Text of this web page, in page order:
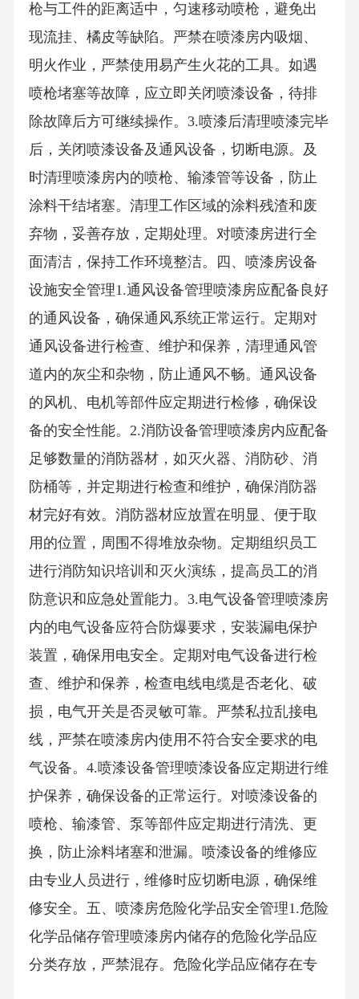
枪与工件的距离适中，匀速移动喷枪，避免出
现流挂、橘皮等缺陷。严禁在喷漆房内吸烟、
明火作业，严禁使用易产生火花的工具。如遇
喷枪堵塞等故障，应立即关闭喷漆设备，待排
除故障后方可继续操作。3.喷漆后清理喷漆完毕
后，关闭喷漆设备及通风设备，切断电源。及
时清理喷漆房内的喷枪、输漆管等设备，防止
涂料干结堵塞。清理工作区域的涂料残渣和废
弃物，妥善存放，定期处理。对喷漆房进行全
面清洁，保持工作环境整洁。四、喷漆房设备
设施安全管理1.通风设备管理喷漆房应配备良好
的通风设备，确保通风系统正常运行。定期对
通风设备进行检查、维护和保养，清理通风管
道内的灰尘和杂物，防止通风不畅。通风设备
的风机、电机等部件应定期进行检修，确保设
备的安全性能。2.消防设备管理喷漆房内应配备
足够数量的消防器材，如灭火器、消防砂、消
防桶等，并定期进行检查和维护，确保消防器
材完好有效。消防器材应放置在明显、便于取
用的位置，周围不得堆放杂物。定期组织员工
进行消防知识培训和灭火演练，提高员工的消
防意识和应急处置能力。3.电气设备管理喷漆房
内的电气设备应符合防爆要求，安装漏电保护
装置，确保用电安全。定期对电气设备进行检
查、维护和保养，检查电线电缆是否老化、破
损，电气开关是否灵敏可靠。严禁私拉乱接电
线，严禁在喷漆房内使用不符合安全要求的电
气设备。4.喷漆设备管理喷漆设备应定期进行维
护保养，确保设备的正常运行。对喷漆设备的
喷枪、输漆管、泵等部件应定期进行清洗、更
换，防止涂料堵塞和泄漏。喷漆设备的维修应
由专业人员进行，维修时应切断电源，确保维
修安全。五、喷漆房危险化学品安全管理1.危险
化学品储存管理喷漆房内储存的危险化学品应
分类存放，严禁混存。危险化学品应储存在专